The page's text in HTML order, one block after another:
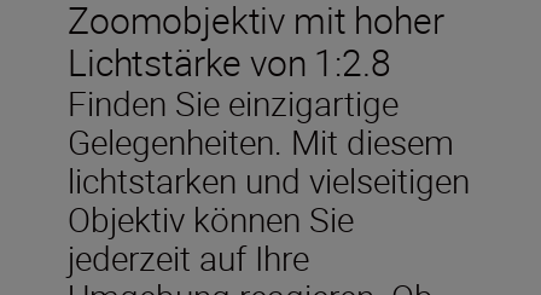
Zoomobjektiv mit hoher
Lichtstärke von 1:2.8
Finden Sie einzigartige
Gelegenheiten. Mit diesem
lichtstarken und vielseitigen
Objektiv können Sie
jederzeit auf Ihre